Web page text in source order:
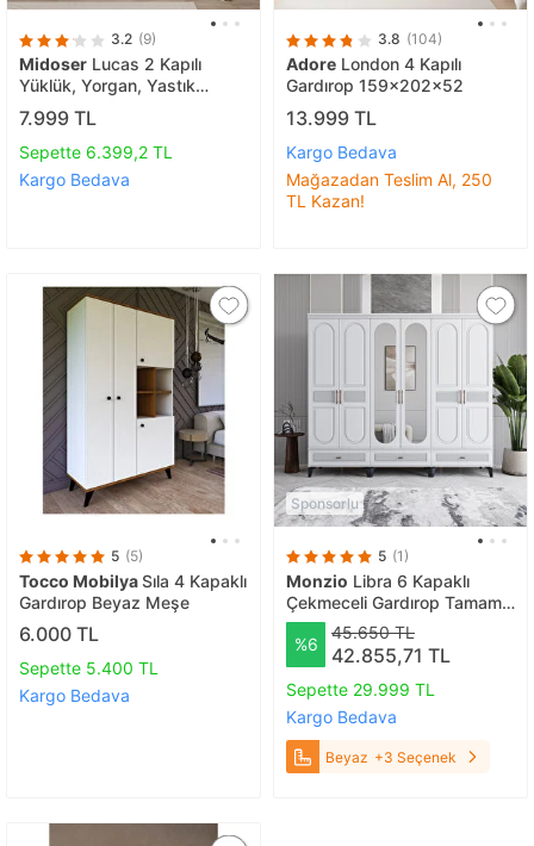
3.2 (9)
Midoser Lucas 2 Kapılı
Yüklük, Yorgan, Yastık
Dolabı - Mat Beyaz
7.999 TL
Sepette 6.399,2 TL
Kargo Bedava
3.8 (104)
Adore London 4 Kapılı
Gardırop 159x202x52
13.999 TL
Kargo Bedava
Mağazadan Teslim Al, 250
TL Kazan!
5 (5)
Tocco MobilyaSıla 4 Kapaklı
Gardırop Beyaz Meşe
6.000 TL
Sepette 5.400 TL
Kargo Bedava
Sponsorlu
5 (1)
Monzio Libra 6 Kapaklı
Çekmeceli Gardırop Tamamı
Mdf (beyaz) Beyaz
%6
45.650 TL
42.855,71 TL
Sepette 29.999 TL
Kargo Bedava
Beyaz +3 Seçenek